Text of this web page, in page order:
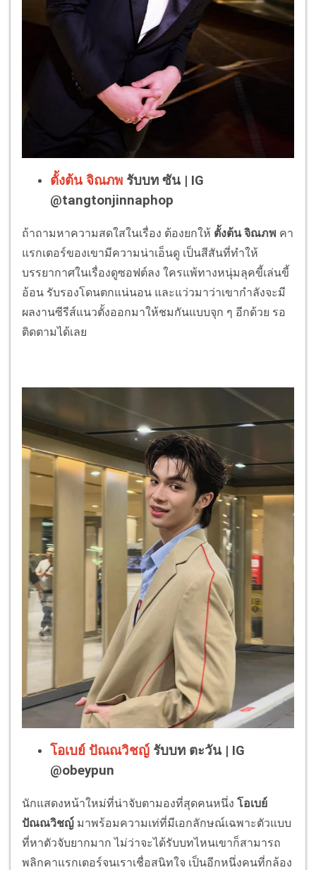
ตั้งต้น จิณภพ รับบท ซัน | IG
@tangtonjinnaphop
ถ้าถามหาความสดใสในเรื่อง ต้องยกให้ ตั้งต้น จิณภพ คา
แรกเตอร์ของเขามีความน่าเอ็นดู เป็นสีสันที่ทำให้
บรรยากาศในเรื่องดูซอฟต์ลง ใครแพ้ทางหนุ่มลุคขี้เล่นขี้
อ้อน รับรองโดนตกแน่นอน และแว่วมาว่าเขากำลังจะมี
ผลงานซีรีส์แนวตั้งออกมาให้ชมกันแบบจุก ๆ อีกด้วย รอ
ติดตามได้เลย
โอเบย์ ปัณณวิชญ์ รับบท ตะวัน | IG
@obeypun
นักแสดงหน้าใหม่ที่น่าจับตามองที่สุดคนหนึ่ง โอเบย์
ปัณณวิชญ์ มาพร้อมความเท่ที่มีเอกลักษณ์เฉพาะตัวแบบ
ที่หาตัวจับยากมาก ไม่ว่าจะได้รับบทไหนเขาก็สามารถ
พลิกคาแรกเตอร์จนเราเชื่อสนิทใจ เป็นอีกหนึ่งคนที่กล้อง